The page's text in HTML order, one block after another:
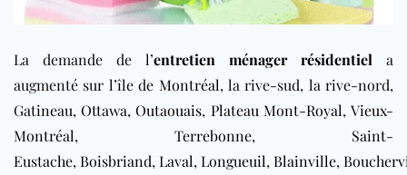
La demande de l’entretien ménager résidentiel a
augmenté sur l’île de Montréal, la rive-sud, la rive-nord,
Gatineau,Ottawa,Outaouais, Plateau Mont-Royal,Vieux-
Montréal, Terrebonne, Saint-
Eustache, Boisbriand, Laval, Longueuil, Blainville,